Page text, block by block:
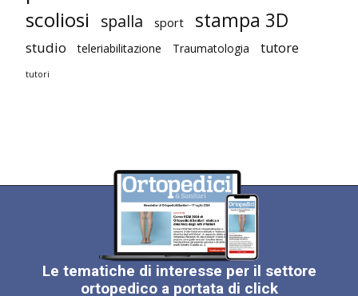
scoliosi spalla sport stampa 3D
studio teleriabilitazione Traumatologia tutore
tutori
Le tematiche di interesse per il settore
ortopedico a portata di click